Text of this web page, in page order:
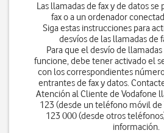
Las llamadas de fax y de datos se
fax o a un ordenador
Siga estas instrucciones para
desvíos de las llamadas de
Para que el desvío de
funcione, debe tener activado el
con los correspondientes
entrantes de fax y datos.
Atención al Cliente de Vodafone
123 (desde un teléfono móvil de
123 000 (desde otros
información.